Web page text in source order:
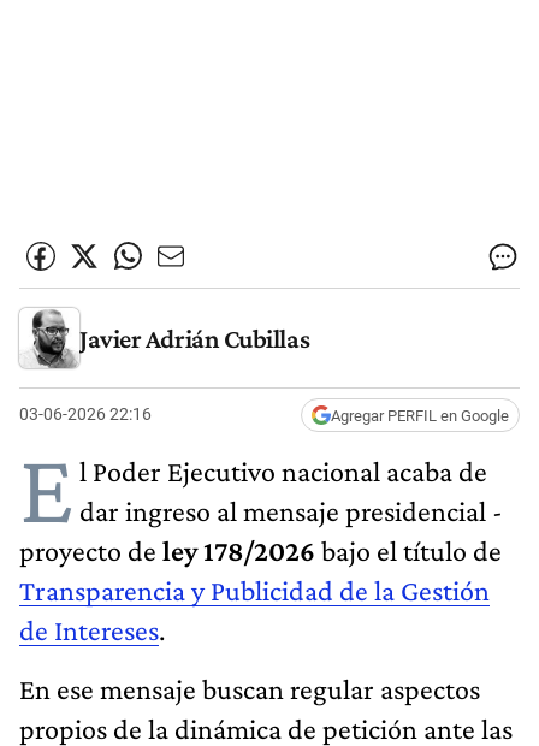
Javier Adrián Cubillas
03-06-2026 22:16 Agregar PERFIL en Google
E l Poder Ejecutivo nacional acaba de
dar ingreso al mensaje presidencial -
proyecto de ley 178/2026 bajo el título de
Transparencia y Publicidad de la Gestión
de Intereses.
En ese mensaje buscan regular aspectos
propios de la dinámica de petición ante las